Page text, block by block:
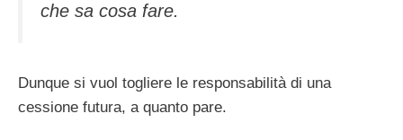
che sa cosa fare.
Dunque si vuol togliere le responsabilità di una
cessione futura, a quanto pare.